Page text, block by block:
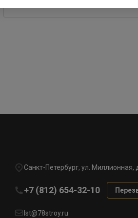
Санкт-Петербург, ул. Миллионная,
+7 (812) 654-32-10
lst@78stroy.ru